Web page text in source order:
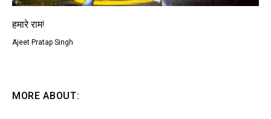
हमारे राम!
Ajeet Pratap Singh
MORE ABOUT: